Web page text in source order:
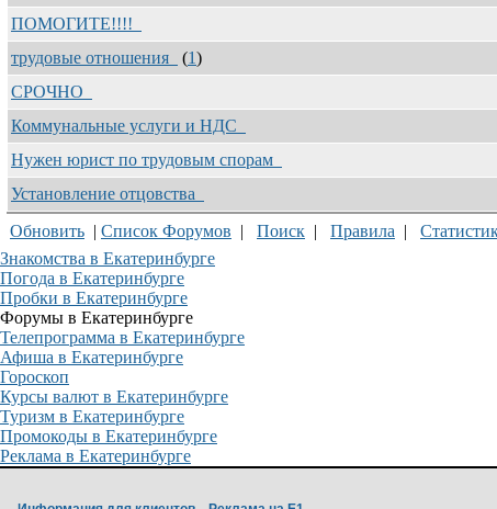
ПОМОГИТЕ!!!!
трудовые отношения
(1)
СРОЧНО
Коммунальные услуги и НДС
Нужен юрист по трудовым спорам
Установление отцовства
Обновить | Список Форумов | Поиск | Правила |
Знакомства в Екатеринбурге
Погода в Екатеринбурге
Пробки в Екатеринбурге
Форумы в Екатеринбурге
Телепрограмма в Екатеринбурге
Афиша в Екатеринбурге
Гороскоп
Курсы валют в Екатеринбурге
Туризм в Екатеринбурге
Промокоды в Екатеринбурге
Реклама в Екатеринбурге